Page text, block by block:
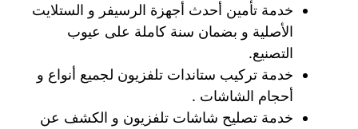
خدمة تأمين أحدث أجهزة الرسيفر و الستلايت
الأصلية و بضمان سنة كاملة على عيوب
التصنيع.
خدمة تركيب ستاندات تلفزيون لجميع أنواع و
أحجام الشاشات .
خدمة تصليح شاشات تلفزيون و الكشف عن